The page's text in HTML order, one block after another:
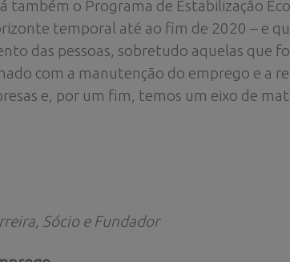
também o Programa de Estabilização
temporal até ao fim de 2020 – e
das pessoas, sobretudo aquelas que
com a manutenção do emprego e a
e, por um fim, temos um eixo de
Sócio e Fundador